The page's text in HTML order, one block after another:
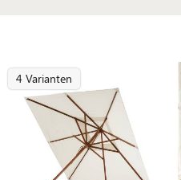
4 Varianten